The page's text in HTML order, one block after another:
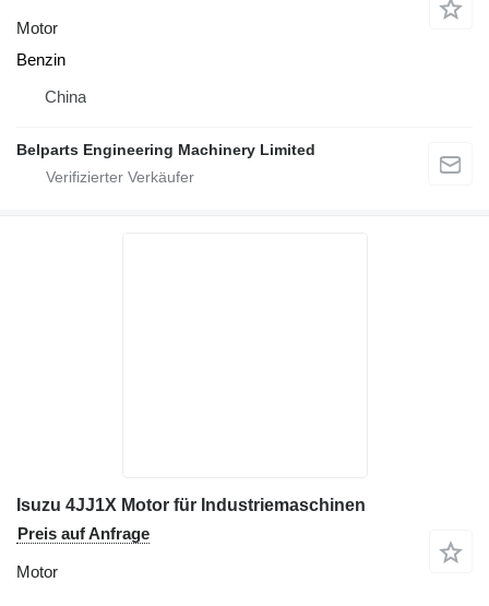
Motor
Benzin
China
Belparts Engineering Machinery Limited
Isuzu 4JJ1X Motor für Industriemaschinen
Preis auf Anfrage
Motor